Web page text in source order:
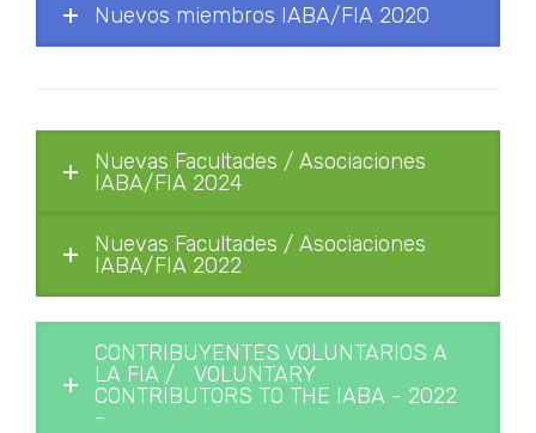
Nuevos miembros IABA/FIA 2020
Nuevas Facultades / Asociaciones
IABA/FIA 2024
Nuevas Facultades / Asociaciones
IABA/FIA 2022
CONTRIBUYENTES VOLUNTARIOS A
LA FIA / VOLUNTARY
CONTRIBUTORS TO THE IABA - 2022
-